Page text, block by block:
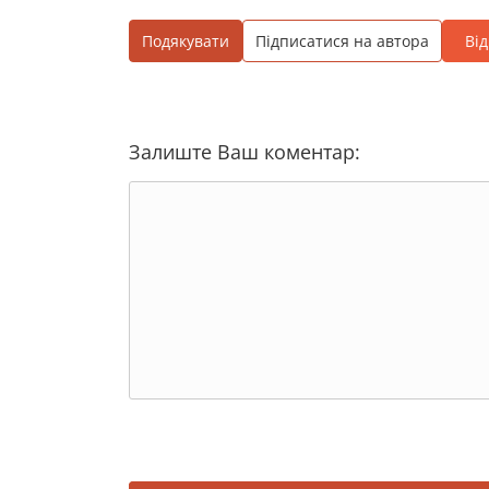
Подякувати Підписатися на автора
Залиште Ваш коментар: